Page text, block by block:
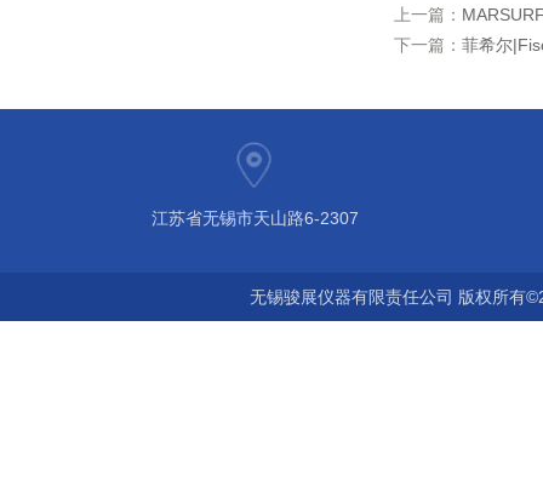
上一篇：
下一篇： 菲希尔
江苏省无锡市天山路6-2307
无锡骏展仪器有限责任公司 版权所有